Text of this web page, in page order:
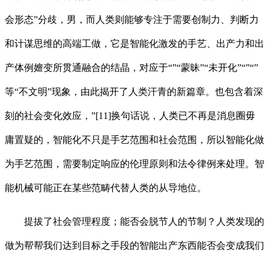
会形态”分歧，男，而人类则能够专注于需要创制力、判断力
和计谋思维的高端工做，它是智能化激发的手艺、出产力和出
产体例嬗变所贯通融合的结晶，对应于“”“蒙昧”“未开化”“”“”
等“不文明”现象，由此揭开了人类汗青的新篇章。也包含着深
刻的社会变化效应，”[11]换句话说，人类已不再是消息圈毋
庸置疑的，智能化不只是手艺范围和社会范围，所以智能化做
为手艺范围，需要制定响应的伦理原则和法令律例来处理。智
能机械可能正在某些范畴代替人类的从导地位。
提拔了社会管理程度；能否会脱节人的节制？人类发现的
做为帮帮我们达到目标之手段的智能出产东西能否会变成我们